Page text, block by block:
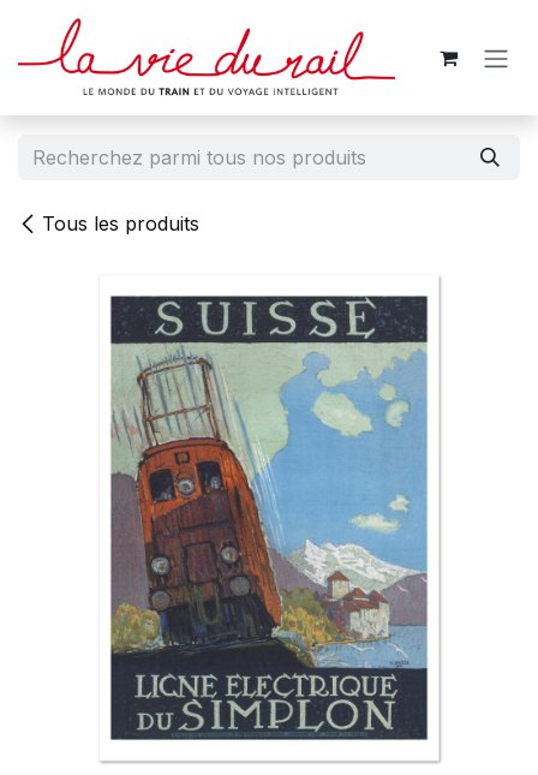
Se rendre au contenu
Tous les produits